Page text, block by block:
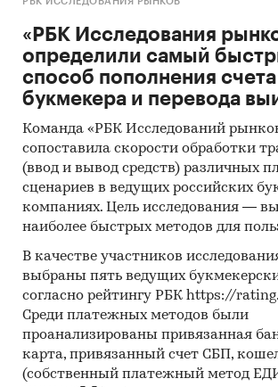
«РБК Исследования
определили самый
способ пополнения счета
букмекера и перевода
Команда «РБК Исследований
сопоставила скорости обработки
(ввод и вывод средств) различных
сценариев в ведущих российских
компаниях. Цель исследования —
наиболее быстрых методов для
В качестве участников
выбраны пять ведущих
согласно рейтингу РБК https://
Среди платежных методов были
проанализированы привязанная
карта, привязанный счет СБП,
(собственный платежный метод